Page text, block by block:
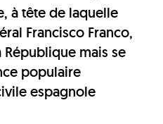
à tête de laquelle
Francisco Franco,
mais se
populaire
espagnole